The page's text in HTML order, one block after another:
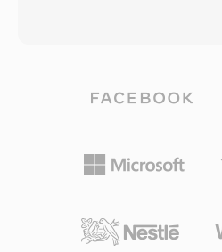
声整形和更精细的心理声学
集成无缝衔接——iTunes、
iPhone、iPad和macOS均
多数车载信息娱乐系统。该